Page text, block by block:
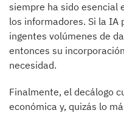
siempre ha sido esencial
los informadores. Si la IA
ingentes volúmenes de
entonces su
necesidad.
Finalmente, el decálogo
económica y, quizás lo